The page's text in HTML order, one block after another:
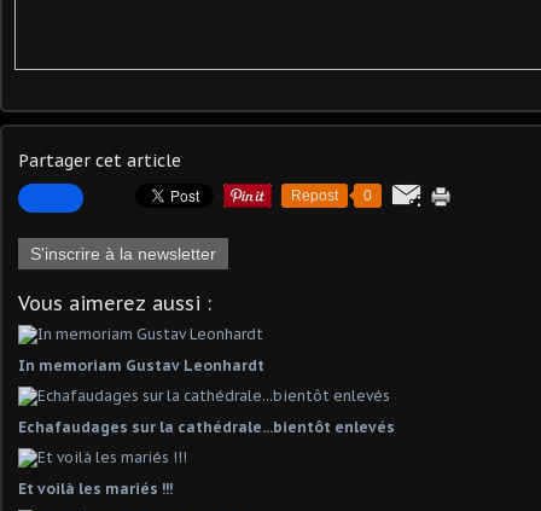
Partager cet article
Repost 0
S'inscrire à la newsletter
Vous aimerez aussi :
In memoriam Gustav Leonhardt
Echafaudages sur la cathédrale...bientôt enlevés
Et voilà les mariés !!!